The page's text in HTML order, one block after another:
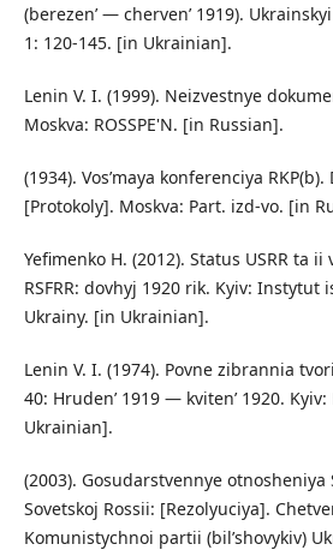
(berezen’ — cherven’ 1919).
1: 120-145. [in Ukrainian].
Lenin V. I. (1999). Neizvestnye
Moskva: ROSSPE'N. [in Russian].
(1934). Vos’maya konferenciya RKP(b).
[Protokoly]. Moskva: Part. izd-vo. [in
Yefimenko H. (2012). Status USRR ta
RSFRR: dovhyj 1920 rik. Kyiv: Instytut
Ukrainy. [in Ukrainian].
Lenin V. I. (1974). Povne zibrannia
40: Hruden’ 1919 — kviten’ 1920.
Ukrainian].
(2003). Gosudarstvennye otnosheniya
Sovetskoj Rossii: [Rezolyuciya].
Komunistychnoi partii (bil’shovykiv)